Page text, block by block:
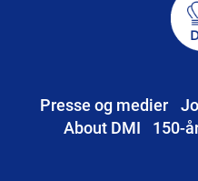
Presse og medier
About DMI
150-